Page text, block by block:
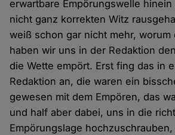
erwartbare Empörungswelle
nicht ganz korrekten Witz
weiß schon gar nicht mehr,
haben wir uns in der Redaktion
die Wette empört. Erst fing das in
Redaktion an, die waren ein
gewesen mit dem Empören, das
und half aber dabei, uns in die
Empörungslage